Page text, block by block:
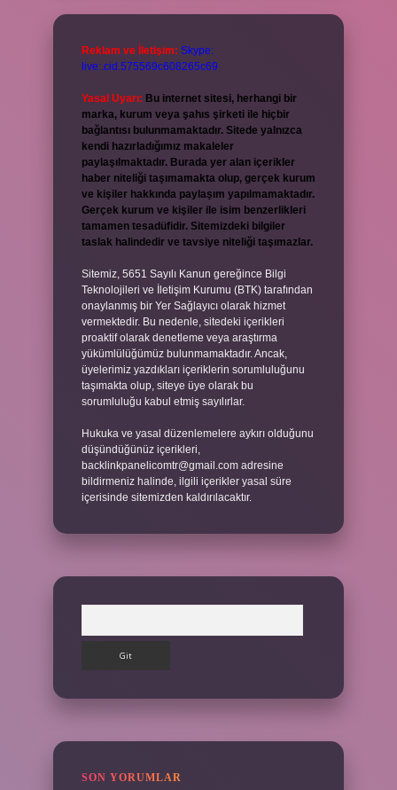
Reklam ve İletişim: Skype:
live:.cid.575569c608265c69
Yasal Uyarı: Bu internet sitesi, herhangi bir
marka, kurum veya şahıs şirketi ile hiçbir
bağlantısı bulunmamaktadır. Sitede yalnızca
kendi hazırladığımız makaleler
paylaşılmaktadır. Burada yer alan içerikler
haber niteliği taşımamakta olup, gerçek kurum
ve kişiler hakkında paylaşım yapılmamaktadır.
Gerçek kurum ve kişiler ile isim benzerlikleri
tamamen tesadüfidir. Sitemizdeki bilgiler
taslak halindedir ve tavsiye niteliği taşımazlar.
Sitemiz, 5651 Sayılı Kanun gereğince Bilgi
Teknolojileri ve İletişim Kurumu (BTK) tarafından
onaylanmış bir Yer Sağlayıcı olarak hizmet
vermektedir. Bu nedenle, sitedeki içerikleri
proaktif olarak denetleme veya araştırma
yükümlülüğümüz bulunmamaktadır. Ancak,
üyelerimiz yazdıkları içeriklerin sorumluluğunu
taşımakta olup, siteye üye olarak bu
sorumluluğu kabul etmiş sayılırlar.
Hukuka ve yasal düzenlemelere aykırı olduğunu
düşündüğünüz içerikleri,
backlinkpanelicomtr@gmail.com adresine
bildirmeniz halinde, ilgili içerikler yasal süre
içerisinde sitemizden kaldırılacaktır.
SON YORUMLAR